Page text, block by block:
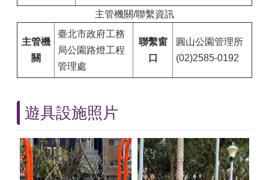
主管機關/聯繫資訊
主管機
關
臺北市政府工務
局公園路燈工程
管理處
聯繫窗
口
圓山公園管理所
(02)2585-0192
遊具設施照片